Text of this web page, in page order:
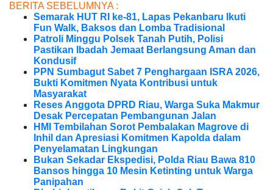
BERITA SEBELUMNYA :
Semarak HUT RI ke-81, Lapas Pekanbaru Ikuti
Fun Walk, Baksos dan Lomba Tradisional
Patroli Minggu Polsek Tanah Putih, Polisi
Pastikan Ibadah Jemaat Berlangsung Aman dan
Kondusif
PPN Sumbagut Sabet 7 Penghargaan ISRA 2026,
Bukti Komitmen Nyata Kontribusi untuk
Masyarakat
Reses Anggota DPRD Riau, Warga Suka Makmur
Desak Percepatan Pembangunan Jalan
HMI Tembilahan Sorot Pembalakan Magrove di
Inhil dan Apresiasi Komitmen Kapolda dalam
Penyelamatan Lingkungan
Bukan Sekadar Ekspedisi, Polda Riau Bawa 810
Bansos hingga 10 Mesin Ketinting untuk Warga
Panipahan